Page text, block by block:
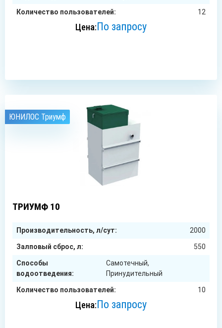
Количество пользователей: 12
Цена:По запросу
ЮНИЛОС Триумф
ТРИУМФ 10
Производительность, л/сут: 2000
Залповый сброс, л: 550
Способы
водоотведения:
Самотечный,
Принудительный
Количество пользователей: 10
Цена:По запросу